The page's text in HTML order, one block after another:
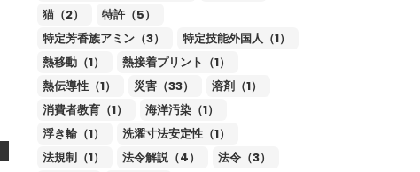
猫（2）
特許（5）
特定芳香族アミン（3）
特定技能外国人（1）
熱移動（1）
熱接着プリント（1）
熱伝導性（1）
災害（33）
溶剤（1）
消費者教育（1）
海洋汚染（1）
浮き輪（1）
洗濯寸法安定性（1）
法規制（1）
法令解説（4）
法令（3）